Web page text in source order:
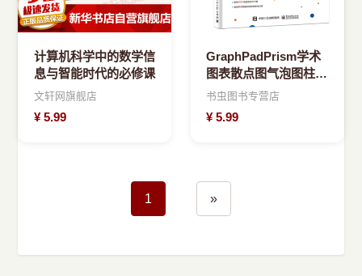
计算机科学中的数学信
息与智能时代的必修课
文轩网旗舰店
¥ 5.99
GraphPadPrism学术
图表散点图气泡图柱状
图线图饼图面积图等常
书虫图书专营店
¥ 5.99
1 »